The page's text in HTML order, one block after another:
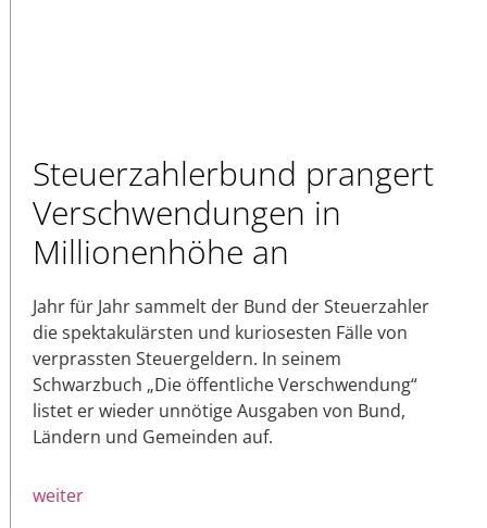
Steuerzahlerbund prangert
Verschwendungen in
Millionenhöhe an
Jahr für Jahr sammelt der Bund der Steuerzahler
die spektakulärsten und kuriosesten Fälle von
verprassten Steuergeldern. In seinem
Schwarzbuch „Die öffentliche Verschwendung“
listet er wieder unnötige Ausgaben von Bund,
Ländern und Gemeinden auf.
weiter